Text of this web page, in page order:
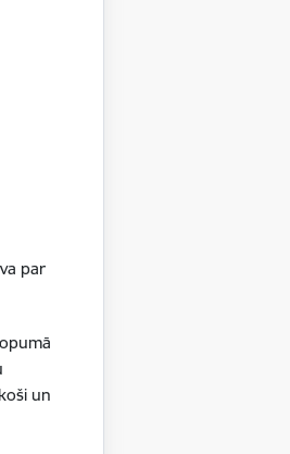
par
un
mēneša
reģions
Ķekavas…